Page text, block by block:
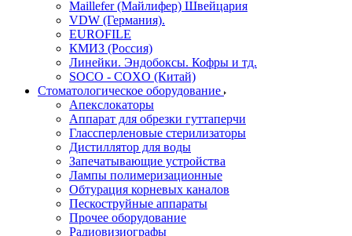
Maillefer (Майлифер) Швейцария
VDW (Германия).
EUROFILE
КМИЗ (Россия)
Линейки. Эндобоксы. Кофры и тд.
SOCO - COXO (Китай)
Стоматологическое оборудование
Апекслокаторы
Аппарат для обрезки гуттаперчи
Глассперленовые стерилизаторы
Дистиллятор для воды
Запечатывающие устройства
Лампы полимеризационные
Обтурация корневых каналов
Пескоструйные аппараты
Прочее оборудование
Радиовизиографы